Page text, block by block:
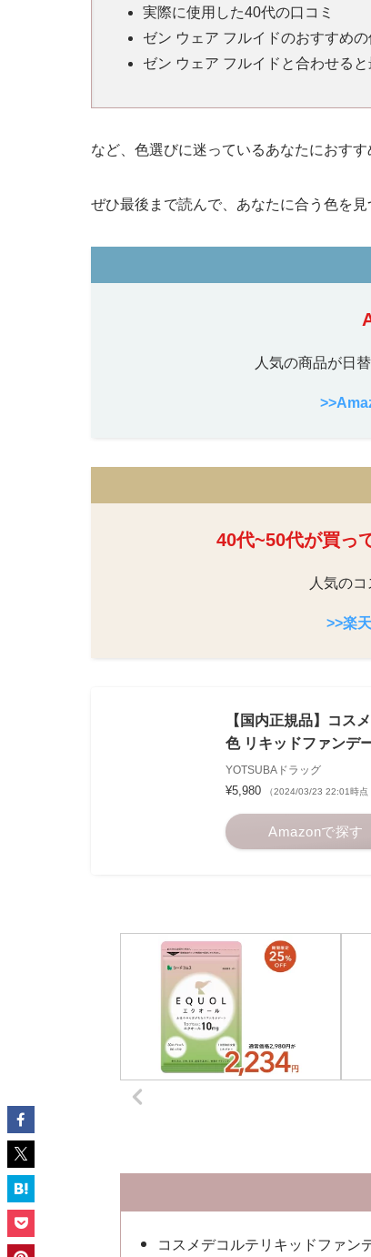
実際に使用した40代の口コミ
ゼン ウェア フルイドのおすすめ
ゼン ウェア フルイドと合わせる
など、色選びに迷っているあなたにおすす
ぜひ最後まで読んで、あなたに合う色を見
人気の商品が日
40代~50代が買っ
人気の
>>楽
【国内正規品】コス
色 リキッドファンデ
YOTSUBAドラッグ
¥5,980 （2024/03/23 22:01時点
Amazonで探す
コスメデコルテリキッドファ